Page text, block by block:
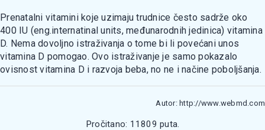
Prenatalni vitamini koje uzimaju trudnice često sadrže oko
400 IU (eng.internatinal units, međunarodnih jedinica) vitamina
D. Nema dovoljno istraživanja o tome bi li povećani unos
vitamina D pomogao. Ovo istraživanje je samo pokazalo
ovisnost vitamina D i razvoja beba, no ne i načine poboljšanja.
Autor: http://www.webmd.com
Pročitano: 11809 puta.